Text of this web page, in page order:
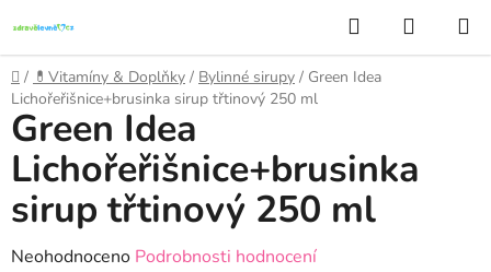
na
obsah
Hledat
KOŠÍK
Domů
/ 💊Vitamíny & Doplňky / Bylinné sirupy / Green Idea
Lichořeřišnice+brusinka sirup třtinový 250 ml
Green Idea
Lichořeřišnice+brusinka
sirup třtinový 250 ml
Průměrné
Neohodnoceno Podrobnosti hodnocení